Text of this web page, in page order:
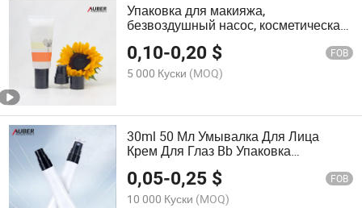
Упаковка для макияжа,
безвоздушный насос, косметическая
трубка, пластиковая упаковка
0,10-0,20 $ FOB
5 000 Куски (MOQ)
30ml 50 Мл Умывалка Для Лица
Крем Для Глаз Bb Упаковка
Косметики Безвоздушный Насос
Трубка
0,05-0,25 $ FOB
10 000 Куски (MOQ)